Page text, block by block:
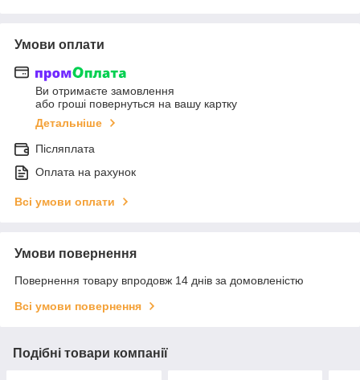
Умови оплати
Ви отримаєте замовлення
або гроші повернуться на вашу картку
Детальніше
Післяплата
Оплата на рахунок
Всі умови оплати
Умови повернення
Повернення товару впродовж 14 днів за домовленістю
Всі умови повернення
Подібні товари компанії